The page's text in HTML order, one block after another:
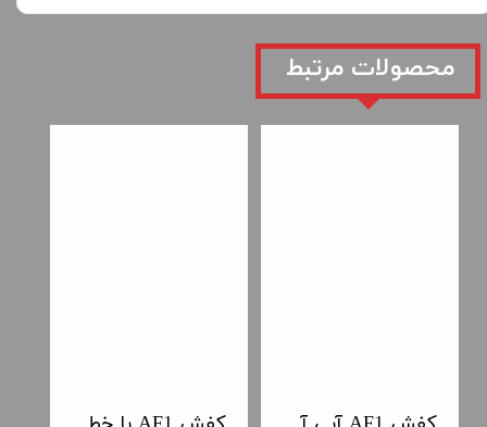
​محصولات مرتبط